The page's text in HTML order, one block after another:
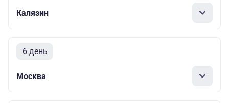
Калязин
6 день
Москва